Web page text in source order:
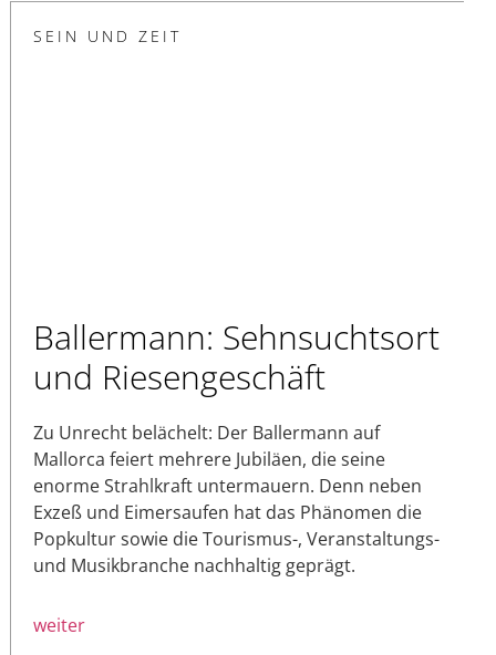
SEIN UND ZEIT
Ballermann: Sehnsuchtsort
und Riesengeschäft
Zu Unrecht belächelt: Der Ballermann auf
Mallorca feiert mehrere Jubiläen, die seine
enorme Strahlkraft untermauern. Denn neben
Exzeß und Eimersaufen hat das Phänomen die
Popkultur sowie die Tourismus-, Veranstaltungs-
und Musikbranche nachhaltig geprägt.
weiter